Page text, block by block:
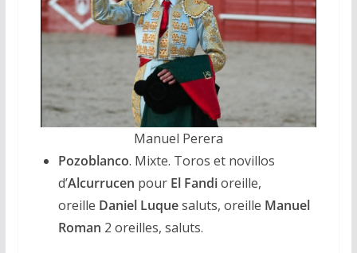
Manuel Perera
Pozoblanco. Mixte. Toros et novillos
d’Alcurrucen pour El Fandioreille,
oreille Daniel Luquesaluts, oreille Manuel
Roman 2 oreilles, saluts.